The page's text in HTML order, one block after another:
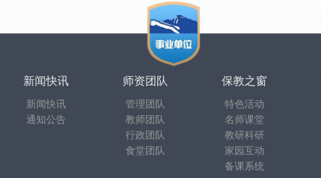
新闻快讯
新闻快讯
通知公告
师资团队
管理团队
教师团队
行政团队
食堂团队
保教之窗
特色活动
名师课堂
教研科研
家园互动
备课系统